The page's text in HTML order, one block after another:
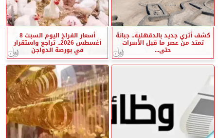
كشف أثري جديد بالدقهلية.. جبانة
تمتد من عصر ما قبل الأسرات
حتى...
أسعار الفراخ اليوم السبت 8
أغسطس 2026.. تراجع واستقرار
في بورصة الدواجن